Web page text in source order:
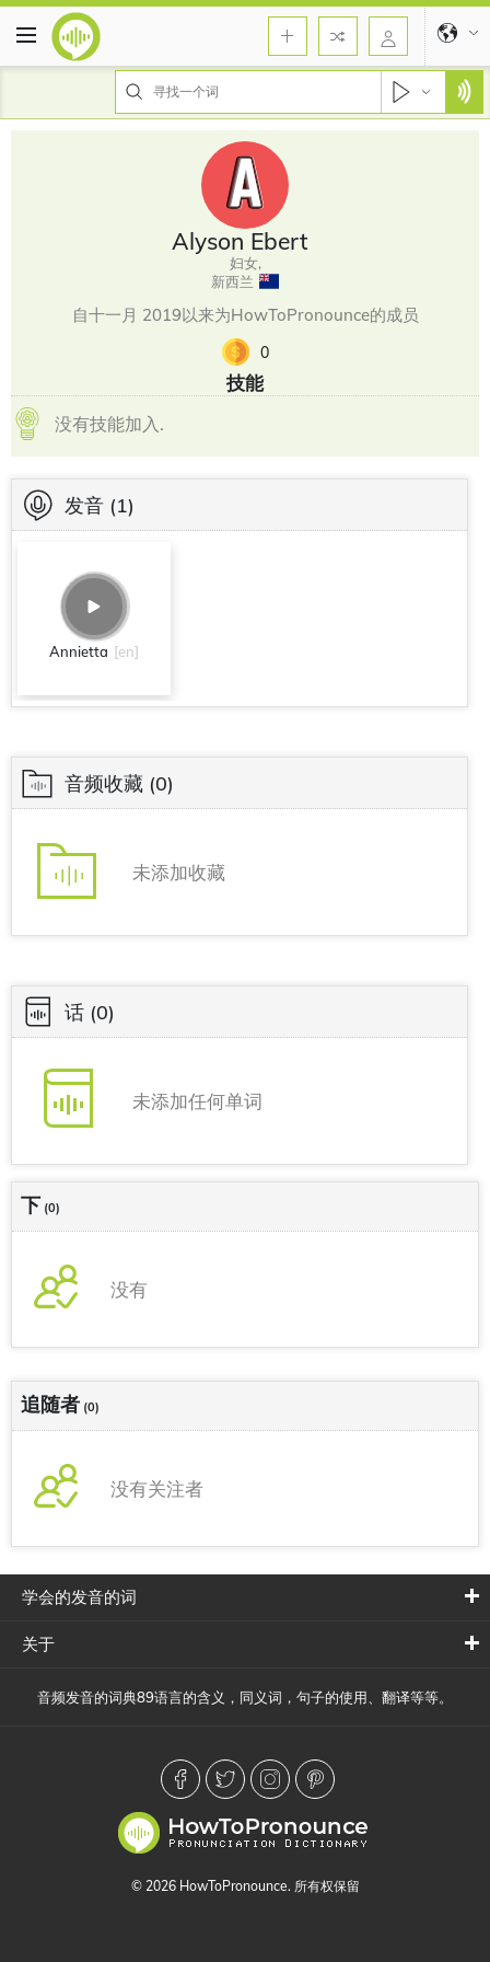
Alyson Ebert
妇女,
新西兰
自十一月 2019以来为HowToPronounce的成员
0
技能
没有技能加入.
发音 (1)
Annietta [en]
音频收藏 (0)
未添加收藏
话 (0)
未添加任何单词
下 (0)
没有
追随者 (0)
没有关注者
学会的发音的词
关于
音频发音的词典89语言的含义，同义词，句子的使用、翻译等等。
© 2026 HowToPronounce. 所有权保留